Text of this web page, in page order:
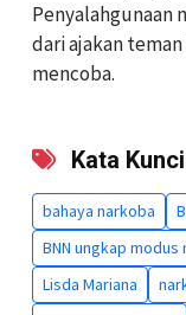
Penyalahgunaan
dari ajakan
mencoba.
Kata
bahaya narkoba
BNN ungkap modus
Lisda Mariana